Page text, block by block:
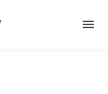
